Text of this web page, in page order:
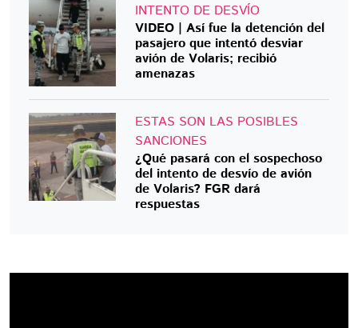
INTENTO DE DESVÍO
VIDEO | Así fue la detención del
pasajero que intentó desviar
avión de Volaris; recibió
amenazas
ESTAS SON LAS POSIBLES
SANCIONES
¿Qué pasará con el sospechoso
del intento de desvío de avión
de Volaris? FGR dará
respuestas